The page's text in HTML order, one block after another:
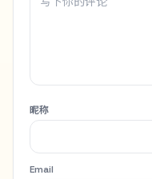
昵称
Email